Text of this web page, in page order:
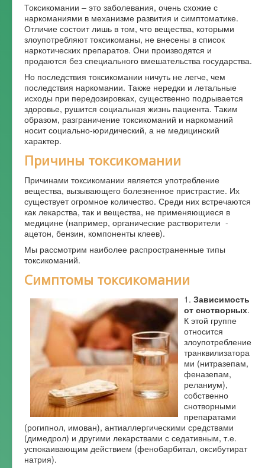
Токсикомании – это заболевания, очень схожие с
наркоманиями в механизме развития и симптоматике.
Отличие состоит лишь в том, что вещества, которыми
злоупотребляют токсикоманы, не внесены в список
наркотических препаратов. Они производятся и
продаются без специального вмешательства государства.
Но последствия токсикомании ничуть не легче, чем
последствия наркомании. Также нередки и летальные
исходы при передозировках, существенно подрывается
здоровье, рушится социальная жизнь пациента. Таким
образом, разграничение токсикоманий и наркоманий
носит социально-юридический, а не медицинский
характер.
Причины токсикомании
Причинами токсикомании является употребление
вещества, вызывающего болезненное пристрастие. Их
существует огромное количество. Среди них встречаются
как лекарства, так и вещества, не применяющиеся в
медицине (например, органические растворители -
ацетон, бензин, компоненты клеев).
Мы рассмотрим наиболее распространенные типы
токсикоманий.
Симптомы токсикомании
1. Зависимость
от снотворных.
К этой группе
относится
злоупотребление
транквилизатора
ми (нитразепам,
феназепам,
реланиум),
собственно
снотворными
препаратами
(рогипнол, имован), антиаллергическими средствами
(димедрол) и другими лекарствами с седативным, т.е.
успокаивающим действием (фенобарбитал, оксибутират
натрия).